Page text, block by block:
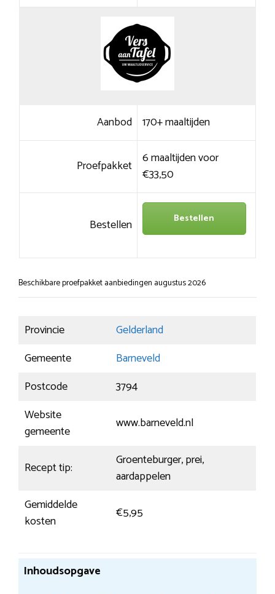
Aanbod 170+ maaltijden
Proefpakket 6 maaltijden voor
€33,50
Bestellen Bestellen
Beschikbare proefpakket aanbiedingen augustus 2026
Provincie
Gelderland
Gemeente
Barneveld
Postcode
3794
Website
gemeente
www.barneveld.nl
Recept tip:
Groenteburger, prei,
aardappelen
Gemiddelde
kosten
€5,95
Inhoudsopgave